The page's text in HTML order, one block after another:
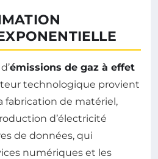
émissions de gaz à effet
technologique provient
fabrication de matériel,
d’électricité
de données, qui
numériques et les